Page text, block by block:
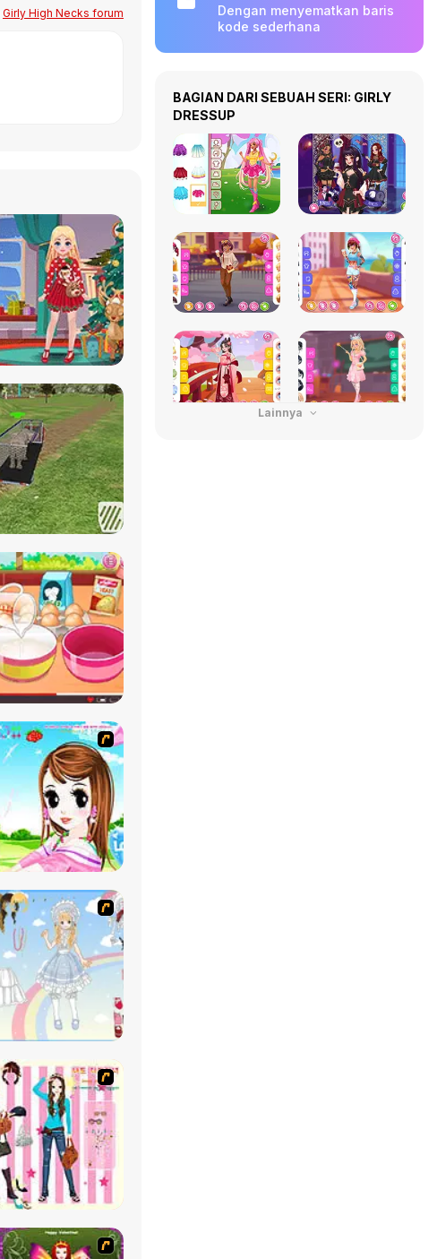
Girly High Necks forum
Dengan menyematkan baris
kode sederhana
BAGIAN DARI SEBUAH SERI: GIRLY
DRESSUP
Lainnya